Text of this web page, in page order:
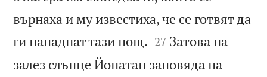
върнаха и му известиха, че се готвят да
ги нападнат тази нощ. 

27 Затова на
залез слънце Йонатан заповяда на